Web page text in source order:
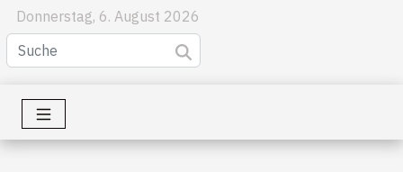
Donnerstag, 6. August 2026